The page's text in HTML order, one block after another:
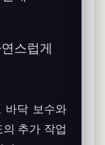
스럽게
바닥 보수와
추가 작업